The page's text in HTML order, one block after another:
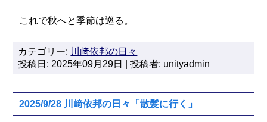
これで秋へと季節は巡る。
カテゴリー: 川﨑依邦の日々
投稿日: 2025年09月29日 | 投稿者: unityadmin
2025/9/28 川﨑依邦の日々「散髪に行く」